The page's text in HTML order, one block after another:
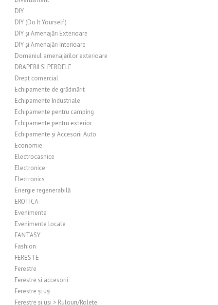
DIY
DIY (Do It Yourself)
DIY și Amenajări Exterioare
DIY și Amenajări Interioare
Domeniul amenajărilor exterioare
DRAPERII SI PERDELE
Drept comercial
Echipamente de grădinărit
Echipamente Industriale
Echipamente pentru camping
Echipamente pentru exterior
Echipamente și Accesorii Auto
Economie
Electrocasnice
Electronice
Electronics
Energie regenerabilă
EROTICA
Evenimente
Evenimente locale
FANTASY
Fashion
FERESTE
Ferestre
Ferestre si accesorii
Ferestre și uși
Ferestre si usi > Rulouri/Rolete